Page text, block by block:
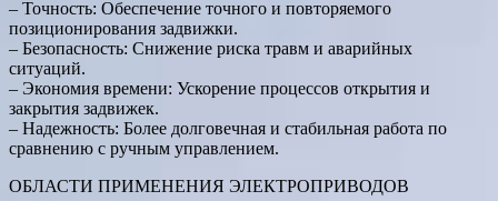
– Точность: Обеспечение точного и повторяемого
позиционирования задвижки.
– Безопасность: Снижение риска травм и аварийных
ситуаций.
– Экономия времени: Ускорение процессов открытия и
закрытия задвижек.
– Надежность: Более долговечная и стабильная работа по
сравнению с ручным управлением.
ОБЛАСТИ ПРИМЕНЕНИЯ ЭЛЕКТРОПРИВОДОВ